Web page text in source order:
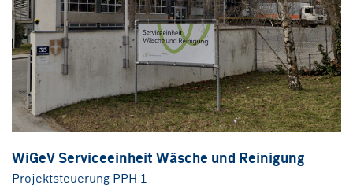
WiGeV Serviceeinheit Wäsche und Reinigung
Projektsteuerung PPH 1